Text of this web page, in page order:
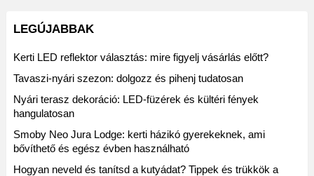
LEGÚJABBAK
Kerti LED reflektor választás: mire figyelj vásárlás előtt?
Tavaszi-nyári szezon: dolgozz és pihenj tudatosan
Nyári terasz dekoráció: LED-füzérek és kültéri fények
hangulatosan
Smoby Neo Jura Lodge: kerti házikó gyerekeknek, ami
bővíthető és egész évben használható
Hogyan neveld és tanítsd a kutyádat? Tippek és trükkök a